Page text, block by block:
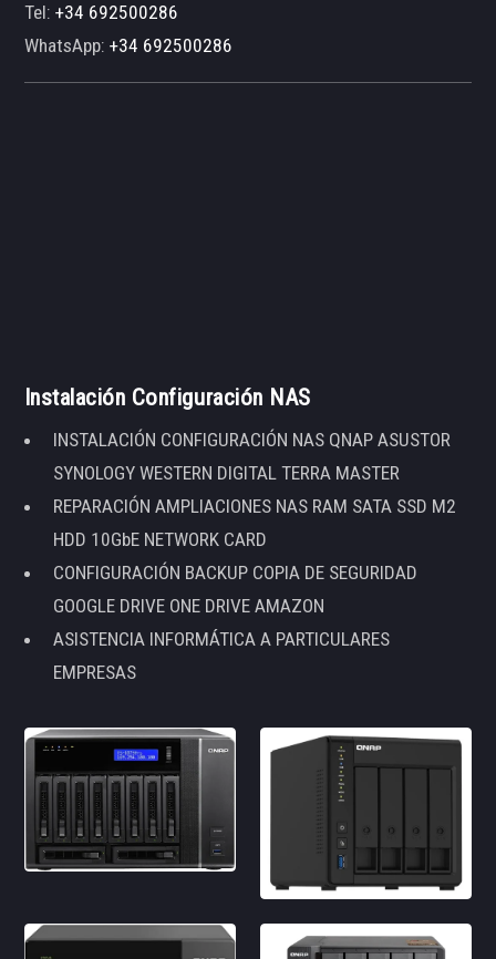
Tel:+34 692500286
WhatsApp:+34 692500286
Instalación Configuración NAS
INSTALACIÓN CONFIGURACIÓN NAS QNAP ASUSTOR
SYNOLOGY WESTERN DIGITAL TERRA MASTER
REPARACIÓN AMPLIACIONES NAS RAM SATA SSD M2
HDD 10GbE NETWORK CARD
CONFIGURACIÓN BACKUP COPIA DE SEGURIDAD
GOOGLE DRIVE ONE DRIVE AMAZON
ASISTENCIA INFORMÁTICA A PARTICULARES
EMPRESAS